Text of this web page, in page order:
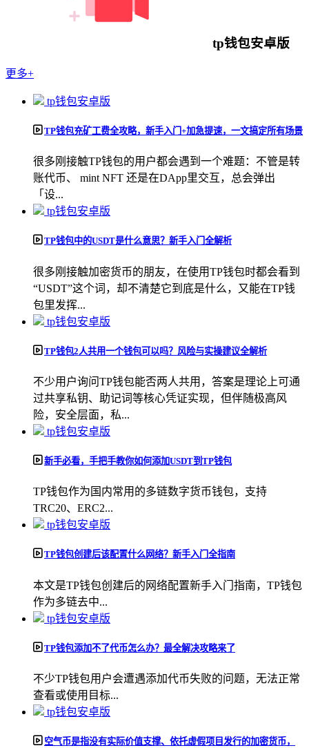
tp钱包安卓版
更多+
tp钱包安卓版
TP钱包充矿工费全攻略，新手入门+加急提速，一文搞定所有场景
很多刚接触TP钱包的用户都会遇到一个难题：不管是转
账代币、 mint NFT 还是在DApp里交互，总会弹出
「设...
tp钱包安卓版
TP钱包中的USDT是什么意思？新手入门全解析
很多刚接触加密货币的朋友，在使用TP钱包时都会看到
“USDT”这个词，却不清楚它到底是什么，又能在TP钱
包里发挥...
tp钱包安卓版
TP钱包2人共用一个钱包可以吗？风险与实操建议全解析
不少用户询问TP钱包能否两人共用，答案是理论上可通
过共享私钥、助记词等核心凭证实现，但伴随极高风
险，安全层面，私...
tp钱包安卓版
新手必看，手把手教你如何添加USDT到TP钱包
TP钱包作为国内常用的多链数字货币钱包，支持
TRC20、ERC2...
tp钱包安卓版
TP钱包创建后该配置什么网络？新手入门全指南
本文是TP钱包创建后的网络配置新手入门指南，TP钱包
作为多链去中...
tp钱包安卓版
TP钱包添加不了代币怎么办？最全解决攻略来了
不少TP钱包用户会遭遇添加代币失败的问题，无法正常
查看或使用目标...
tp钱包安卓版
空气币是指没有实际价值支撑、依托虚假项目发行的加密货币，